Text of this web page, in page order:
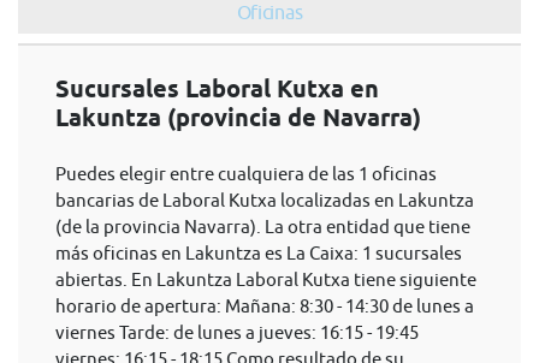
Oficinas
Sucursales Laboral Kutxa en
Lakuntza (provincia de Navarra)
Puedes elegir entre cualquiera de las 1 oficinas
bancarias de Laboral Kutxa localizadas en Lakuntza
(de la provincia Navarra). La otra entidad que tiene
más oficinas en Lakuntza es La Caixa: 1 sucursales
abiertas. En Lakuntza Laboral Kutxa tiene siguiente
horario de apertura: Mañana: 8:30 - 14:30 de lunes a
viernes Tarde: de lunes a jueves: 16:15 - 19:45
viernes: 16:15 - 18:15 Como resultado de su